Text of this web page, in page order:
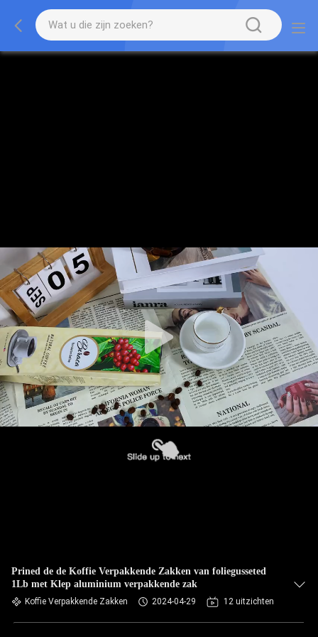
Prined de de Koffie Verpakkende Zakken van foliegusseted
1Lb met Klep aluminium verpakkende zak
Koffie Verpakkende Zakken 2024-04-29 12 uitzichten